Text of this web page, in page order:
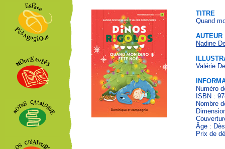
TITRE
Quand
AUTEUR
Nadine
Valérie
Numéro
ISBN :
Nombre
Âge :
Prix de